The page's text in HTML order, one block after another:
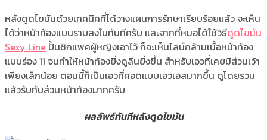
หลังดูดไขมันด้วยเทคนิคที่ได้วางแผนการรักษาเรียบร้อยแล้ว จะเห็น
ได้ว่าหน้าท้องแบนราบลงในทันทีครับ และจากที่หมอได้ใช้วิธีดูดไขมัน
Sexy Line ปั้นซิกแพคผู้หญิงเอาไว้ ก็จะเห็นไลน์กล้ามเนื้อหน้าท้อง
แบบร่อง 11 จนทำให้หน้าท้องยิ่งดูลีนยิ่งขึ้น สำหรับเอวที่เคยมีส่วนเว้า
เพียงเล็กน้อย ตอนนี้ก็เป็นเอวที่คอดแบบเอวเอสมากขึ้น ดูโดยรวม
แล้วรับกับส่วนหน้าท้องมากครับ
ผลลัพธ์ทันทีหลังดูดไขมัน